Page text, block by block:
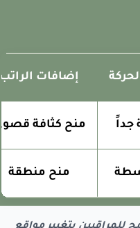
إضافات الراتب
منح كثافة قصوى
منح منطقة